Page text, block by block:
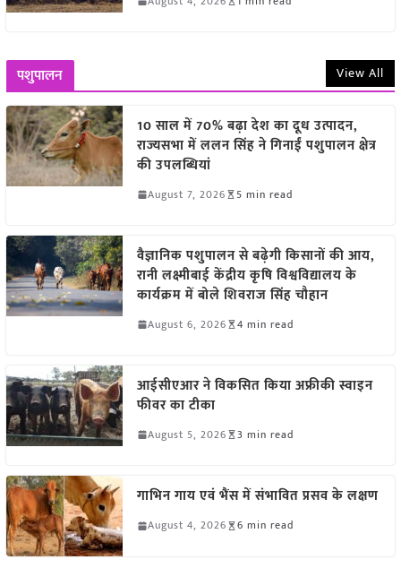
पशुपालन View All
10 साल में 70% बढ़ा देश का दूध उत्पादन,
राज्यसभा में ललन सिंह ने गिनाईं पशुपालन क्षेत्र
की उपलब्धियां
August 7, 2026 5 min read
वैज्ञानिक पशुपालन से बढ़ेगी किसानों की आय,
रानी लक्ष्मीबाई केंद्रीय कृषि विश्वविद्यालय के
कार्यक्रम में बोले शिवराज सिंह चौहान
August 6, 2026 4 min read
आईसीएआर ने विकसित किया अफ्रीकी स्वाइन
फीवर का टीका
August 5, 2026 3 min read
गाभिन गाय एवं भैंस में संभावित प्रसव के लक्षण
August 4, 2026 6 min read